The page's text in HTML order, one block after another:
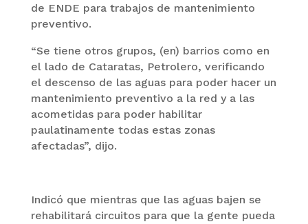
de ENDE para trabajos de mantenimiento
preventivo.
“Se tiene otros grupos, (en) barrios como en
el lado de Cataratas, Petrolero, verificando
el descenso de las aguas para poder hacer un
mantenimiento preventivo a la red y a las
acometidas para poder habilitar
paulatinamente todas estas zonas
afectadas”, dijo.
Indicó que mientras que las aguas bajen se
rehabilitará circuitos para que la gente pueda